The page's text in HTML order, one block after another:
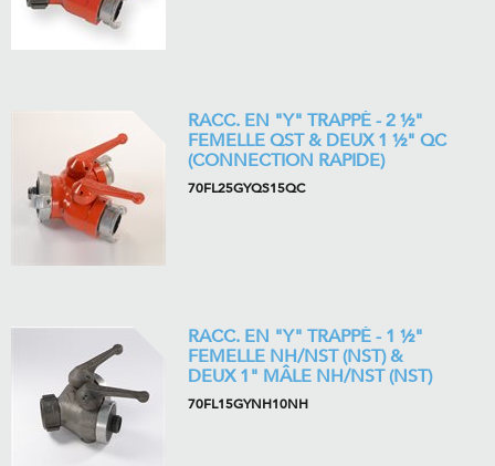
RACC. EN "Y" TRAPPÉ - 2 ½"
FEMELLE QST & DEUX 1 ½" QC
(CONNECTION RAPIDE)
70FL25GYQS15QC
RACC. EN "Y" TRAPPÉ - 1 ½"
FEMELLE NH/NST (NST) &
DEUX 1" MÂLE NH/NST (NST)
70FL15GYNH10NH